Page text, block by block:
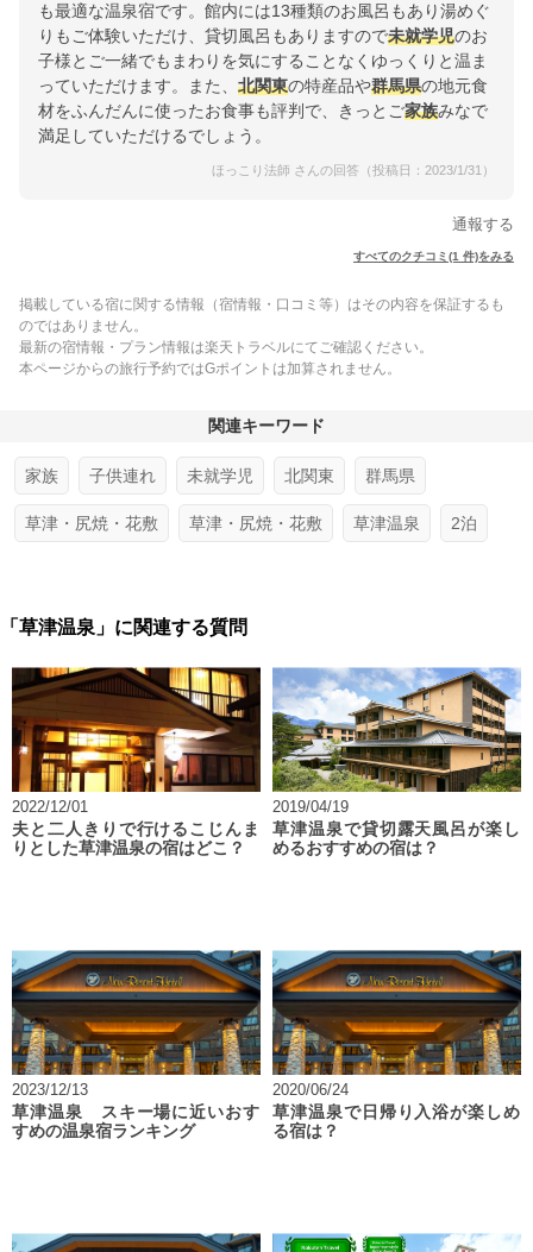
も最適な温泉宿です。館内には13種類のお風呂もあり湯めぐ
りもご体験いただけ、貸切風呂もありますので未就学児のお
子様とご一緒でもまわりを気にすることなくゆっくりと温ま
っていただけます。また、 北関東の特産品や群馬県の地元食
材をふんだんに使ったお食事も評判で、きっとご家族みなで
満足していただけるでしょう。
ほっこり法師 さんの回答（投稿日：2023/1/31）
通報する
すべてのクチコミ(1 件)をみる
掲載している宿に関する情報（宿情報・口コミ等）はその内容を保証するも
のではありません。
最新の宿情報・プラン情報は楽天トラベルにてご確認ください。
本ページからの旅行予約ではGポイントは加算されません。
関連キーワード
家族 子供連れ 未就学児 北関東 群馬県
草津・尻焼・花敷 草津・尻焼・花敷 草津温泉 2泊
「草津温泉」に関連する質問
2022/12/01
夫と二人きりで行けるこじんま
りとした草津温泉の宿はどこ？
2019/04/19
草津温泉で貸切露天風呂が楽し
めるおすすめの宿は？
2023/12/13
草津温泉 スキー場に近いおす
すめの温泉宿ランキング
2020/06/24
草津温泉で日帰り入浴が楽しめ
る宿は？